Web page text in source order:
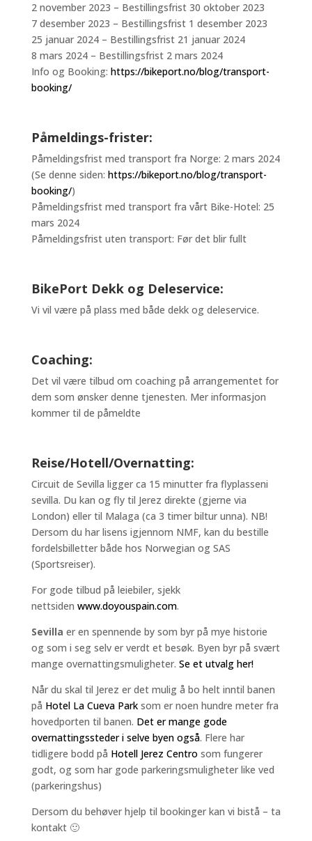
2 november 2023 – Bestillingsfrist 30 oktober 2023
7 desember 2023 – Bestillingsfrist 1 desember 2023
25 januar 2024 – Bestillingsfrist 21 januar 2024
8 mars 2024 – Bestillingsfrist 2 mars 2024
Info og Booking: https://bikeport.no/blog/transport-
booking/
Påmeldings-frister:
Påmeldingsfrist med transport fra Norge: 2 mars 2024
(Se denne siden: https://bikeport.no/blog/transport-
booking/)
Påmeldingsfrist med transport fra vårt Bike-Hotel: 25
mars 2024
Påmeldingsfrist uten transport: Før det blir fullt
BikePort Dekk og Deleservice:
Vi vil være på plass med både dekk og deleservice.
Coaching:
Det vil være tilbud om coaching på arrangementet for
dem som ønsker denne tjenesten. Mer informasjon
kommer til de påmeldte
Reise/Hotell/Overnatting:
Circuit de Sevilla ligger ca 15 minutter fra flyplasseni
sevilla. Du kan og fly til Jerez direkte (gjerne via
London) eller til Malaga (ca 3 timer biltur unna). NB!
Dersom du har lisens igjennom NMF, kan du bestille
fordelsbilletter både hos Norwegian og SAS
(Sportsreiser).
For gode tilbud på leiebiler, sjekk
nettsiden www.doyouspain.com.
Sevilla er en spennende by som byr på mye historie
og som i seg selv er verdt et besøk. Byen byr på svært
mange overnattingsmuligheter. Se et utvalg her!
Når du skal til Jerez er det mulig å bo helt inntil banen
på Hotel La Cueva Park som er noen hundre meter fra
hovedporten til banen. Det er mange gode
overnattingssteder i selve byen også. Flere har
tidligere bodd på Hotell Jerez Centro som fungerer
godt, og som har gode parkeringsmuligheter like ved
(parkeringshus)
Dersom du behøver hjelp til bookinger kan vi bistå – ta
kontakt 🙂